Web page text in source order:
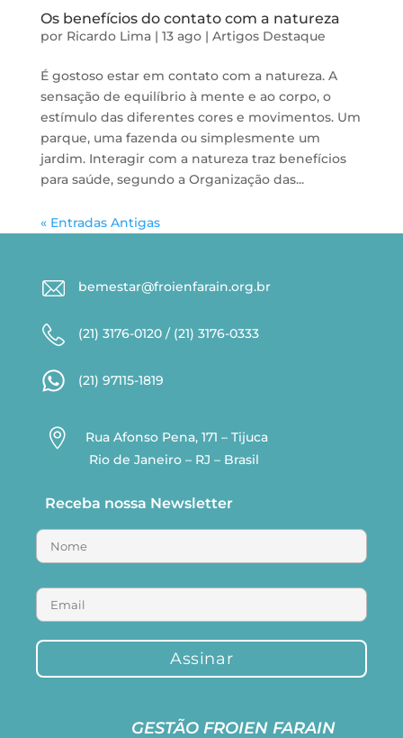
Os benefícios do contato com a natureza
por Ricardo Lima| 13 ago| Artigos Destaque
É gostoso estar em contato com a natureza. A
sensação de equilíbrio à mente e ao corpo, o
estímulo das diferentes cores e movimentos. Um
parque, uma fazenda ou simplesmente um
jardim. Interagir com a natureza traz benefícios
para saúde, segundo a Organização das...
« Entradas Antigas
bemestar@froienfarain.org.br
(21) 3176-0120 / (21) 3176-0333
(21) 97115-1819

Rua Afonso Pena, 171 – Tijuca
Rio de Janeiro – RJ – Brasil
Receba nossa Newsletter
GESTÃO FROIEN FARAIN